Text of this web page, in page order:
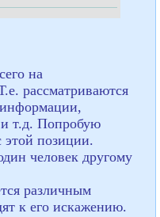
на
рассматриваются
т.д. Попробую
этой позиции.
человек другому
различным
к его искажению.